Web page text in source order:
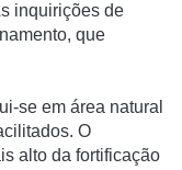
inquirições de
que
se em área natural
O
alto da fortificação